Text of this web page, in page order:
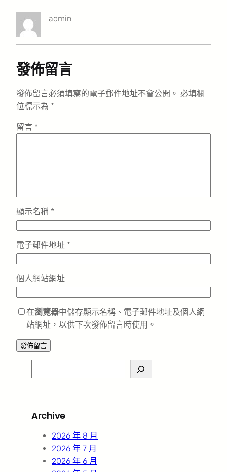
admin
發佈留言
發佈留言必須填寫的電子郵件地址不會公開。 必填欄
位標示為 *
留言 *
顯示名稱 *
電子郵件地址 *
個人網站網址
在瀏覽器中儲存顯示名稱、電子郵件地址及個人網
站網址，以供下次發佈留言時使用。
e
c
Archive
2026 年 8 月
2026 年 7 月
2026 年 6 月